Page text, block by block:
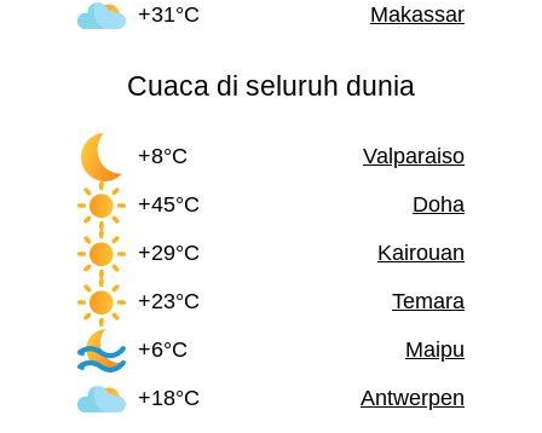
+31°C
Makassar
Cuaca di seluruh dunia
+8°C
Valparaiso
+45°C
Doha
+29°C
Kairouan
+23°C
Temara
+6°C
Maipu
+18°C
Antwerpen